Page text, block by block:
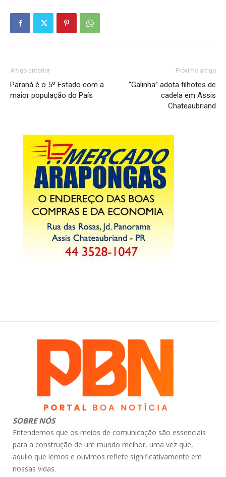
Artigo anterior
Paraná é o 5º Estado com a
maior população do País
Próximo artigo
“Galinha” adota filhotes de
cadela em Assis
Chateaubriand
SOBRE NÓS
Entendemos que os meios de comunicação são essenciais
para a construção de um mundo melhor, uma vez que,
aquilo que lemos e ouvimos reflete significativamente em
nossas vidas.